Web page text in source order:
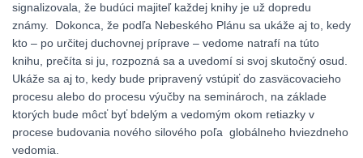
signalizovala, že budúci majiteľ každej knihy je už dopredu
známy. Dokonca, že podľa Nebeského Plánu sa ukáže aj to, kedy
kto – po určitej duchovnej príprave – vedome natrafí na túto
knihu, prečíta si ju, rozpozná sa a uvedomí si svoj skutočný osud.
Ukáže sa aj to, kedy bude pripravený vstúpiť do zasväcovacieho
procesu alebo do procesu výučby na seminároch, na základe
ktorých bude môcť byť bdelým a vedomým okom retiazky v
procese budovania nového silového poľa globálneho hviezdneho
vedomia.